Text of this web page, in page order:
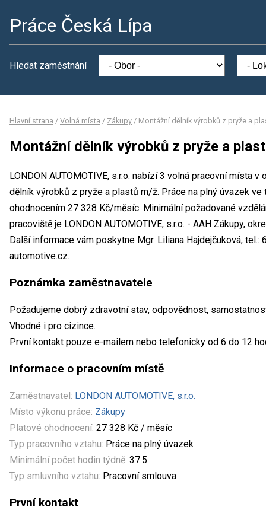
Práce Česká Lípa
Hledat zaměstnání
Hlavní strana / Volná místa / Zákupy / Montážní dělník výrobků z pryže a
Montážní dělník výrobků z pryže a
LONDON AUTOMOTIVE, s.r.o. nabízí 3 volná pracovní místa
dělník výrobků z pryže a plastů m/ž. Práce na plný úvazek
ohodnocením 27 328 Kč/měsíc. Minimální požadované
pracoviště je LONDON AUTOMOTIVE, s.r.o. - AAH Zákupy,
Další informace vám poskytne Mgr. Liliana Hajdejčuková, tel.:
automotive.cz.
Poznámka zaměstnavatele
Požadujeme dobrý zdravotní stav, odpovědnost,
Vhodné i pro cizince.
První kontakt pouze e-mailem nebo telefonicky od 6 do 12
Informace o pracovním místě
Zaměstnavatel: LONDON AUTOMOTIVE, s.r.o.
Místo výkonu práce: Zákupy
Platové ohodnocení: 27 328 Kč / měsíc
Typ pracovního vztahu: Práce na plný úvazek
Minimální počet hodin týdně: 37.5
Typ smluvního vztahu: Pracovní smlouva
První kontakt